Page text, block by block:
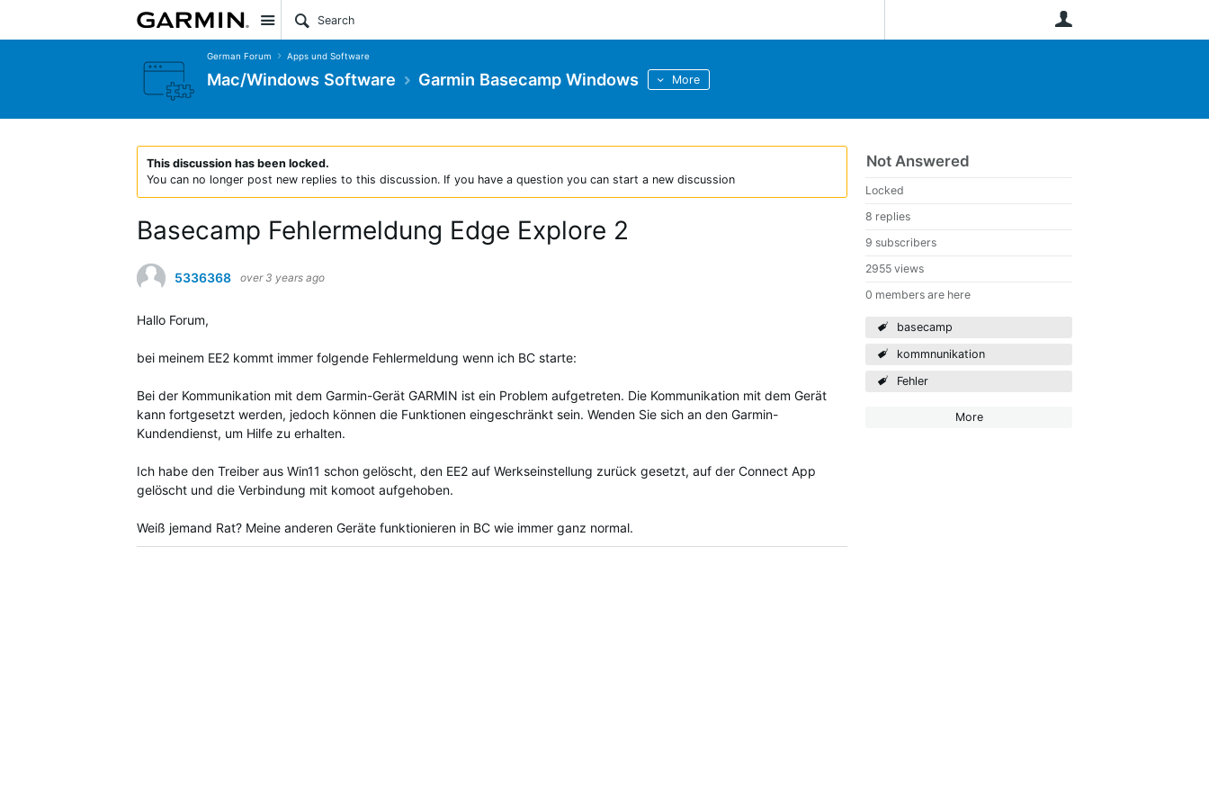
Site
German Forum Apps und Software
Mac/Windows Software Garmin Basecamp Windows More
Not Answered
Locked
8 replies
9 subscribers
2955 views
0 members are here
basecamp
kommnunikation
Fehler
More
This discussion has been locked.
You can no longer post new replies to this discussion. If you have a question you can start a new discussion
Basecamp Fehlermeldung Edge Explore 2
5336368 over 3 years ago
Hallo Forum,
bei meinem EE2 kommt immer folgende Fehlermeldung wenn ich BC starte:
Bei der Kommunikation mit dem Garmin-Gerät GARMIN ist ein Problem aufgetreten. Die Kommunikation mit dem Gerät
kann fortgesetzt werden, jedoch können die Funktionen eingeschränkt sein. Wenden Sie sich an den Garmin-
Kundendienst, um Hilfe zu erhalten.
Ich habe den Treiber aus Win11 schon gelöscht, den EE2 auf Werkseinstellung zurück gesetzt, auf der Connect App
gelöscht und die Verbindung mit komoot aufgehoben.
Weiß jemand Rat? Meine anderen Geräte funktionieren in BC wie immer ganz normal.